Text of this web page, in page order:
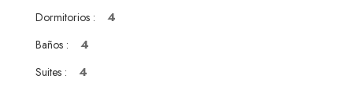
Dormitorios : 4
Baños : 4
Suites : 4